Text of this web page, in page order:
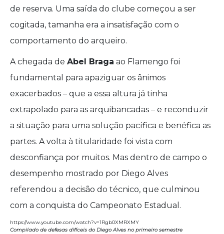
de reserva. Uma saída do clube começou a ser
cogitada, tamanha era a insatisfação com o
comportamento do arqueiro.
A chegada de Abel Braga ao Flamengo foi
fundamental para apaziguar os ânimos
exacerbados – que a essa altura já tinha
extrapolado para as arquibancadas – e reconduzir
a situação para uma solução pacífica e benéfica as
partes. A volta à titularidade foi vista com
desconfiança por muitos. Mas dentro de campo o
desempenho mostrado por Diego Alves
referendou a decisão do técnico, que culminou
com a conquista do Campeonato Estadual.
https://www.youtube.com/watch?v=1Rgb0XMRXMY
Compilado de defesas difíceis do Diego Alves no primeiro semestre